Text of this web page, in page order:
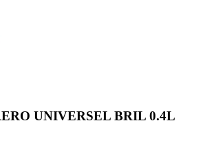
UNIVERSEL BRIL 0.4L